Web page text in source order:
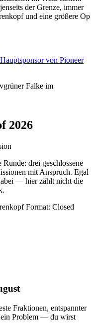
der Grenze, immer
und eine größere Op
2026
drei geschlossene
mit Anspruch. Egal
— hier zählt nicht die
Format: Closed
Fraktionen, entspannter
Problem — du wirst